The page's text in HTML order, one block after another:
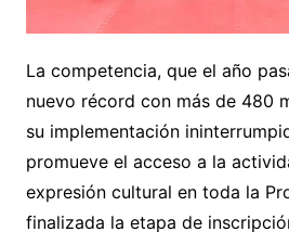
La competencia, que el año
nuevo récord con más de 480
su implementación
promueve el acceso a la
expresión cultural en toda la
finalizada la etapa de